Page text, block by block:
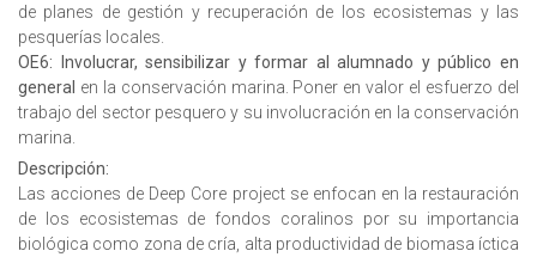
de planes de gestión y recuperación de los ecosistemas y las
pesquerías locales.
OE6: Involucrar, sensibilizar y formar al alumnado y público en
general en la conservación marina. Poner en valor el esfuerzo del
trabajo del sector pesquero y su involucración en la conservación
marina.
Descripción:
Las acciones de Deep Core project se enfocan en la restauración
de los ecosistemas de fondos coralinos por su importancia
biológica como zona de cría, alta productividad de biomasa íctica